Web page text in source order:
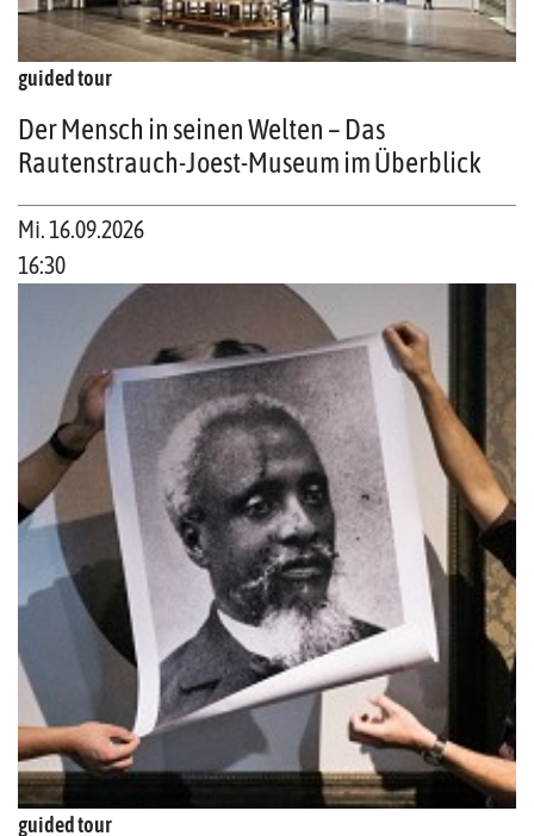
guided tour
Der Mensch in seinen Welten – Das
Rautenstrauch-Joest-Museum im Überblick
Mi. 16.09.2026
16:30
guided tour